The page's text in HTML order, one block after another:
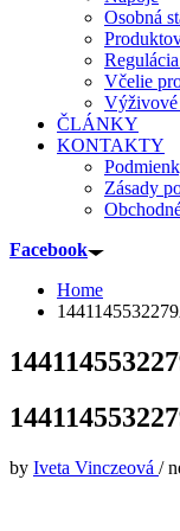
Osobná
Včelie
ČLÁNKY
KONTAKTY
Zásady
Facebook
Home
by Iveta Vinczeová /